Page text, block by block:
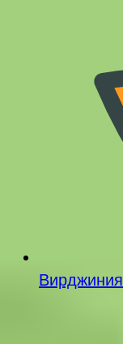
Вирджиния